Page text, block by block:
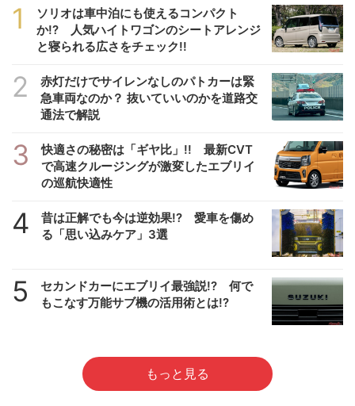
1
ソリオは車中泊にも使えるコンパクト
か!? 人気ハイトワゴンのシートアレンジ
と寝られる広さをチェック!!
2
赤灯だけでサイレンなしのパトカーは緊
急車両なのか？ 抜いていいのかを道路交
通法で解説
3
快適さの秘密は「ギヤ比」!! 最新CVT
で高速クルージングが激変したエブリイ
の巡航快適性
4
昔は正解でも今は逆効果!? 愛車を傷め
る「思い込みケア」3選
5
セカンドカーにエブリイ最強説!? 何で
もこなす万能サブ機の活用術とは!?
もっと見る